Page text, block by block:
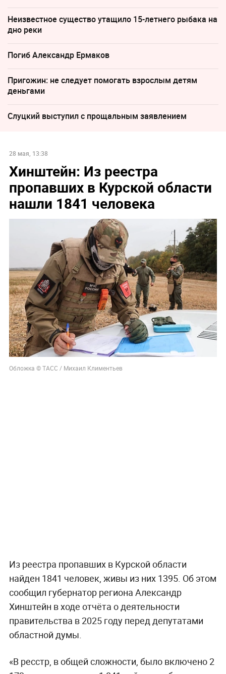
Неизвестное существо утащило 15-летнего рыбака на
дно реки
Погиб Александр Ермаков
Пригожин: не следует помогать взрослым детям
деньгами
Слуцкий выступил с прощальным заявлением
28 мая, 13:38
Хинштейн: Из реестра
пропавших в Курской области
нашли 1841 человека
Обложка © ТАСС / Михаил Климентьев
Из реестра пропавших в Курской области
найден 1841 человек, живы из них 1395. Об этом
сообщил губернатор региона Александр
Хинштейн в ходе отчёта о деятельности
правительства в 2025 году перед депутатами
областной думы.
«В ресстр, в общей сложности, было включено 2